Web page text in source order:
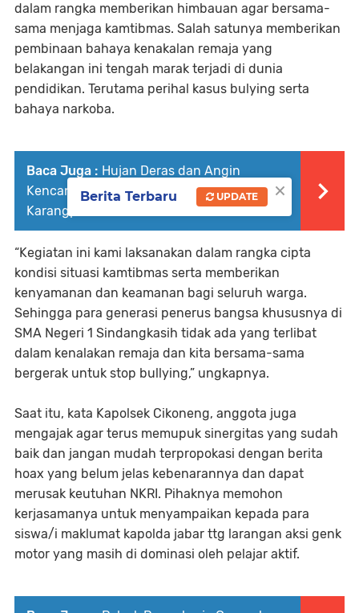
dalam rangka memberikan himbauan agar bersama-
sama menjaga kamtibmas. Salah satunya memberikan
pembinaan bahaya kenakalan remaja yang
belakangan ini tengah marak terjadi di dunia
pendidikan. Terutama perihal kasus bulying serta
bahaya narkoba.
Baca Juga : Hujan Deras dan Angin
Kencang, Atap Rumah Warga
Karangpanimbal Ambruk
“Kegiatan ini kami laksanakan dalam rangka cipta
kondisi situasi kamtibmas serta memberikan
kenyamanan dan keamanan bagi seluruh warga.
Sehingga para generasi penerus bangsa khususnya di
SMA Negeri 1 Sindangkasih tidak ada yang terlibat
dalam kenalakan remaja dan kita bersama-sama
bergerak untuk stop bullying,” ungkapnya.
Saat itu, kata Kapolsek Cikoneng, anggota juga
mengajak agar terus memupuk sinergitas yang sudah
baik dan jangan mudah terpropokasi dengan berita
hoax yang belum jelas kebenarannya dan dapat
merusak keutuhan NKRI. Pihaknya memohon
kerjasamanya untuk menyampaikan kepada para
siswa/i maklumat kapolda jabar ttg larangan aksi genk
motor yang masih di dominasi oleh pelajar aktif.
×
Berita Terbaru UPDATE